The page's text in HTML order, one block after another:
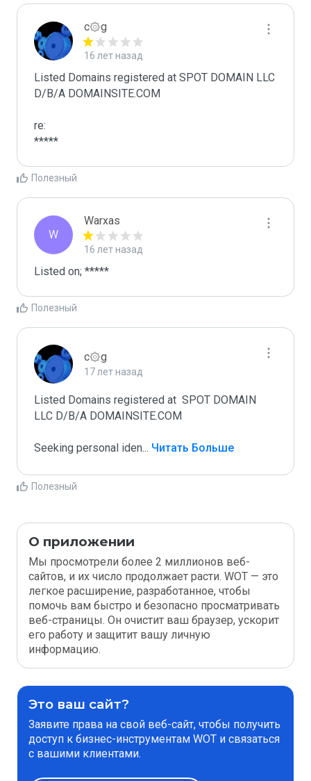
c۞g
16 лет назад
Listed Domains registered at SPOT DOMAIN LLC
D/B/A DOMAINSITE.COM
re:
*****
Полезный
W
Warxas
16 лет назад
Listed on; *****
Полезный
c۞g
17 лет назад
Listed Domains registered at  SPOT DOMAIN
LLC D/B/A DOMAINSITE.COM
Seeking personal iden... Читать Больше
Полезный
О приложении
Мы просмотрели более 2 миллионов веб-
сайтов, и их число продолжает расти. WOT — это
легкое расширение, разработанное, чтобы
помочь вам быстро и безопасно просматривать
веб-страницы. Он очистит ваш браузер, ускорит
его работу и защитит вашу личную
информацию.
Это ваш сайт?
Заявите права на свой веб-сайт, чтобы получить
доступ к бизнес-инструментам WOT и связаться
с вашими клиентами.